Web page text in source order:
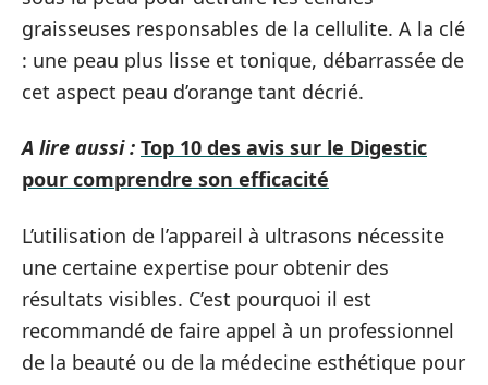
graisseuses responsables de la cellulite. A la clé
: une peau plus lisse et tonique, débarrassée de
cet aspect peau d’orange tant décrié.
A lire aussi : Top 10 des avis sur le Digestic
pour comprendre son efficacité
L’utilisation de l’appareil à ultrasons nécessite
une certaine expertise pour obtenir des
résultats visibles. C’est pourquoi il est
recommandé de faire appel à un professionnel
de la beauté ou de la médecine esthétique pour